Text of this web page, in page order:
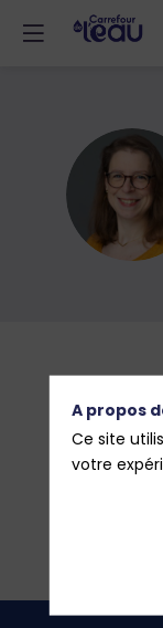
AB
A propos
Ce site
votre